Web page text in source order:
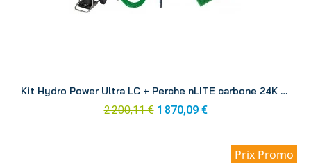
Kit Hydro Power Ultra LC + Perche nLITE carbone 24K 8.60 m DINK3
2 200,11 € 1 870,09 €
Prix Promo